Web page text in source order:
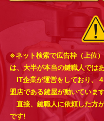
※ネット検索で広告枠（上位
は、大半が本当の鍵職人では
IT企業が運営をしており、
盟店である鍵屋が動いています
直接、鍵職人に依頼した方
です!